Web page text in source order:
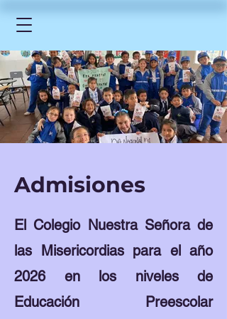
Admisiones
El Colegio Nuestra Señora de
las Misericordias para el año
2026 en los niveles de
Educación Preescolar